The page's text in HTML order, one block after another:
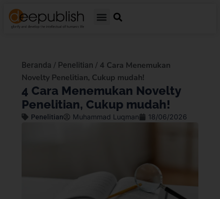
Beranda / Penelitian / 4 Cara Menemukan
Novelty Penelitian, Cukup mudah!
4 Cara Menemukan Novelty
Penelitian, Cukup mudah!
Penelitian Muhammad Luqman 18/06/2026